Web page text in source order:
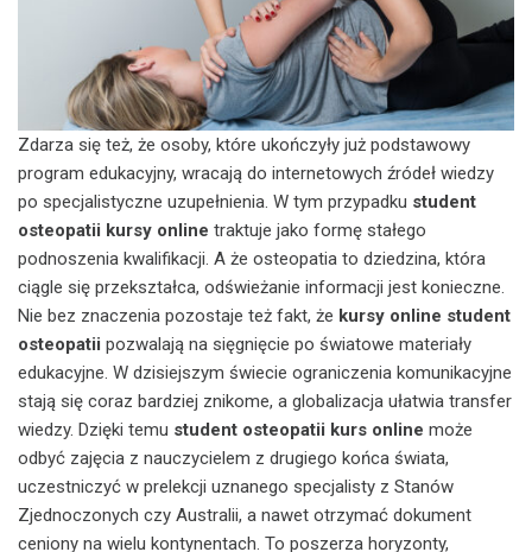
Zdarza się też, że osoby, które ukończyły już podstawowy
program edukacyjny, wracają do internetowych źródeł wiedzy
po specjalistyczne uzupełnienia. W tym przypadku student
osteopatii kursy online traktuje jako formę stałego
podnoszenia kwalifikacji. A że osteopatia to dziedzina, która
ciągle się przekształca, odświeżanie informacji jest konieczne.
Nie bez znaczenia pozostaje też fakt, że kursy online student
osteopatii pozwalają na sięgnięcie po światowe materiały
edukacyjne. W dzisiejszym świecie ograniczenia komunikacyjne
stają się coraz bardziej znikome, a globalizacja ułatwia transfer
wiedzy. Dzięki temu student osteopatii kurs online może
odbyć zajęcia z nauczycielem z drugiego końca świata,
uczestniczyć w prelekcji uznanego specjalisty z Stanów
Zjednoczonych czy Australii, a nawet otrzymać dokument
ceniony na wielu kontynentach. To poszerza horyzonty,